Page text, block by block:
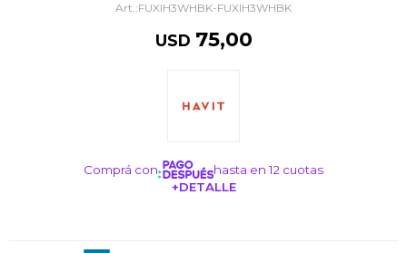
FUXIH3WHBK-FUXIH3WHBK
USD 75,00
Comprá con
hasta en 12 cuotas
+DETALLE